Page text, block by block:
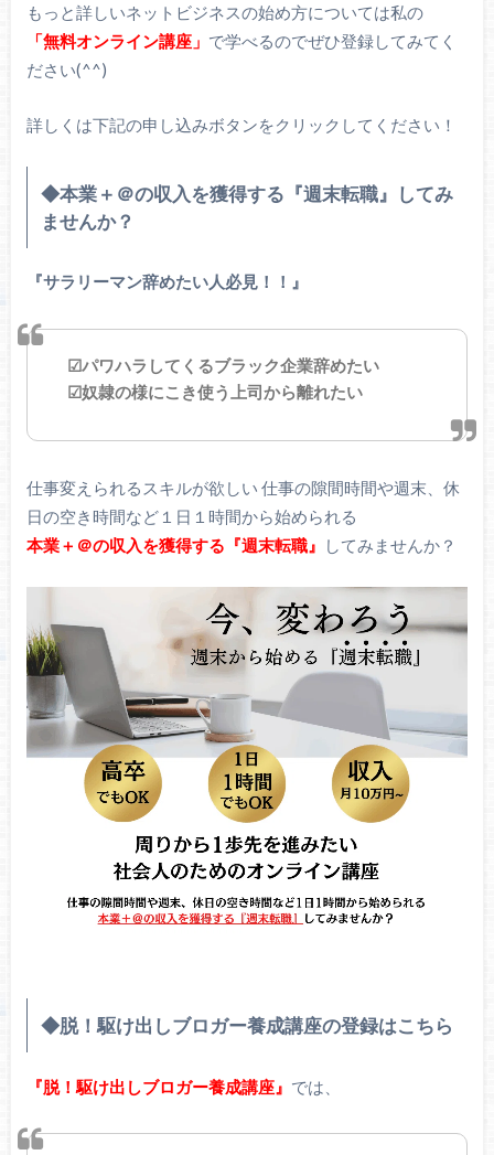
もっと詳しいネットビジネスの始め方については私の
「無料オンライン講座」 で学べるのでぜひ登録してみてく
ださい(^^)
詳しくは下記の申し込みボタンをクリックしてください！
◆本業＋＠の収入を獲得する『週末転職』してみ
ませんか？
『サラリーマン辞めたい人必見！！』
☑パワハラしてくるブラック企業辞めたい
☑奴隷の様にこき使う上司から離れたい
仕事変えられるスキルが欲しい 仕事の隙間時間や週末、休
日の空き時間など１日１時間から始められる
本業＋＠の収入を獲得する『週末転職』
してみませんか？
◆脱！駆け出しブロガー養成講座の登録はこちら
『脱！駆け出しブロガー養成講座』 では、